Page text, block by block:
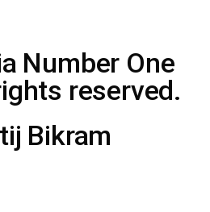
Number One
reserved.
Bikram